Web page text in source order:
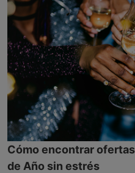
Cómo encontrar
de Año sin estrés